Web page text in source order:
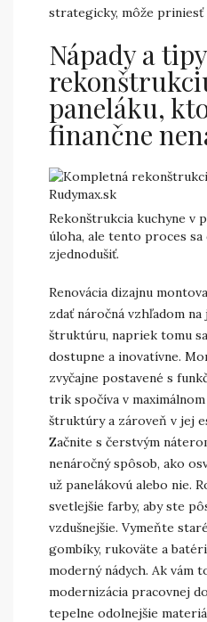
strategicky, môže priniesť
Nápady a
paneláku,
finančne
Rekonštrukcia kuchyne v
úloha, ale tento proces sa
zjednodušiť.
Renovácia dizajnu
zdať náročná vzhľadom
štruktúru, napriek tomu
dostupne a inovatívne.
zvyčajne postavené s
trik spočíva v
štruktúry a zároveň v jej
Začnite s čerstvým
nenáročný spôsob, ako
už panelákovú alebo nie.
svetlejšie farby, aby ste
vzdušnejšie. Vymeňte
gombíky, rukoväte a
moderný nádych. Ak vám
modernizácia pracovnej
tepelne odolnejšie